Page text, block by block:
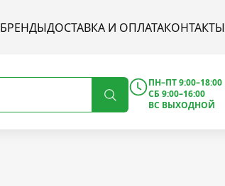
БРЕНДЫДОСТАВКА И ОПЛАТАКОНТАКТЫ
ПН–ПТ 9:00–18:00
СБ 9:00–16:00
ВС ВЫХОДНОЙ